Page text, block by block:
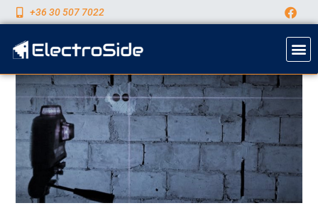
+36 30 507 7022